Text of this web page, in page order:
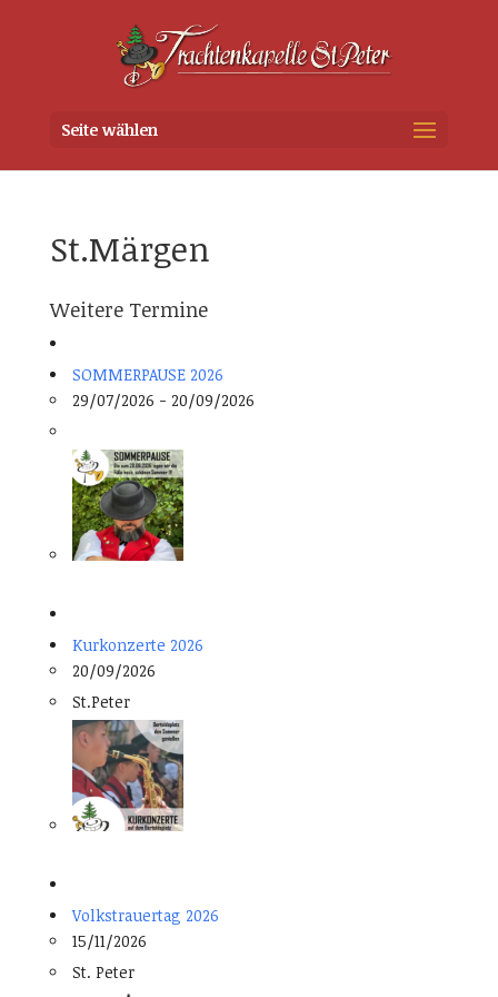
Seite wählen
St.Märgen
Weitere Termine
SOMMERPAUSE 2026
29/07/2026 - 20/09/2026
Kurkonzerte 2026
20/09/2026
St.Peter
Volkstrauertag 2026
15/11/2026
St. Peter